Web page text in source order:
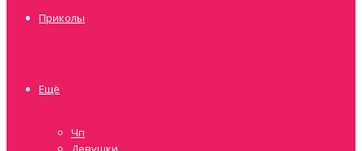
Приколы
Ещё
Чп